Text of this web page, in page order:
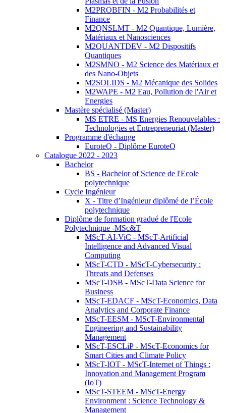
M2PROBFIN - M2 Probabilités et
Finance
M2QNSLMT - M2 Quantique, Lumière,
Matériaux et Nanosciences
M2QUANTDEV - M2 Dispositifs
Quantiques
M2SMNO - M2 Science des Matériaux et
des Nano-Objets
M2SOLIDS - M2 Mécanique des Solides
M2WAPE - M2 Eau, Pollution de l'Air et
Energies
Mastère spécialisé (Master)
MS ETRE - MS Energies Renouvelables :
Technologies et Entrepreneuriat (Master)
Programme d'échange
EuroteQ - Diplôme EuroteQ
Catalogue 2022 - 2023
Bachelor
BS - Bachelor of Science de l'Ecole
polytechnique
Cycle Ingénieur
X - Titre d’Ingénieur diplômé de l’École
polytechnique
Diplôme de formation gradué de l'Ecole
Polytechnique -MSc&T
MScT-AI-ViC - MScT-Artificial
Intelligence and Advanced Visual
Computing
MScT-CTD - MScT-Cybersecurity :
Threats and Defenses
MScT-DSB - MScT-Data Science for
Business
MScT-EDACF - MScT-Economics, Data
Analytics and Corporate Finance
MScT-EESM - MScT-Environmental
Engineering and Sustainability
Management
MScT-ESCLiP - MScT-Economics for
Smart Cities and Climate Policy
MScT-IOT - MScT-Internet of Things :
Innovation and Management Program
(IoT)
MScT-STEEM - MScT-Energy
Environment : Science Technology &
Management